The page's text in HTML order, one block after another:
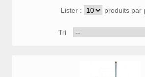
Tri
Lister : produits par